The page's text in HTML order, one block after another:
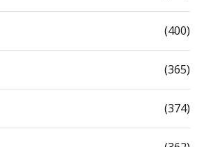
(400)
(365)
(374)